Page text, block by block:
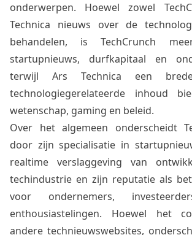
onderwerpen. Hoewel zowel
Technica nieuws over de
behandelen, is TechCrunch
startupnieuws, durfkapitaal en
terwijl Ars Technica een
technologiegerelateerde inhoud
wetenschap, gaming en beleid.
Over het algemeen onderscheidt
door zijn specialisatie in
realtime verslaggeving van
techindustrie en zijn reputatie als
voor ondernemers,
enthousiastelingen. Hoewel het
andere technieuwswebsites,